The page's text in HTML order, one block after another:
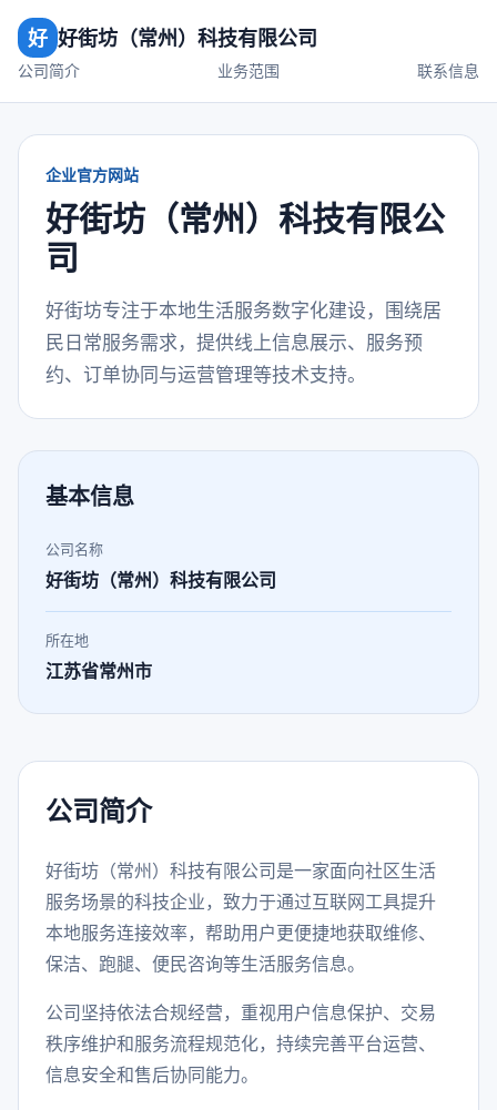
好 好街坊（常州）科技有限公司
公司简介 业务范围 联系信息
企业官方网站
好街坊（常州）科技有限公
司
好街坊专注于本地生活服务数字化建设，围绕居
民日常服务需求，提供线上信息展示、服务预
约、订单协同与运营管理等技术支持。
基本信息
公司名称
好街坊（常州）科技有限公司
所在地
江苏省常州市
公司简介
好街坊（常州）科技有限公司是一家面向社区生活
服务场景的科技企业，致力于通过互联网工具提升
本地服务连接效率，帮助用户更便捷地获取维修、
保洁、跑腿、便民咨询等生活服务信息。
公司坚持依法合规经营，重视用户信息保护、交易
秩序维护和服务流程规范化，持续完善平台运营、
信息安全和售后协同能力。